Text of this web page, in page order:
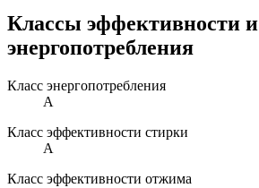
Классы эффективности и
энергопотребления
Класс энергопотребления
A
Класс эффективности стирки
A
Класс эффективности отжима